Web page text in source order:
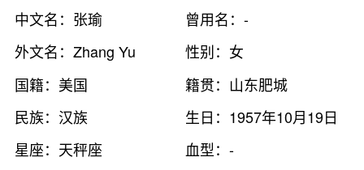
中文名：张瑜
曾用名：-
外文名：Zhang Yu
性别：女
国籍：美国
籍贯：山东肥城
民族：汉族
生日：1957年10月19日
星座：天秤座
血型：-